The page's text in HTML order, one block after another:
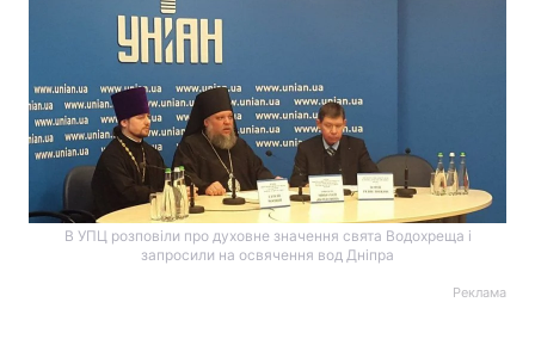
В УПЦ розповіли про духовне значення свята Водохреща і
запросили на освячення вод Дніпра
Реклама